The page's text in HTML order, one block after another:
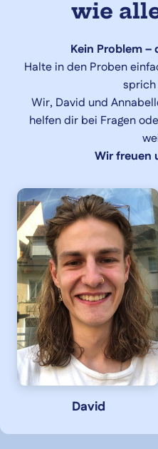
wie
Kein Problem –
Halte in den Proben
sprich
Wir, David und
helfen dir bei Fragen
Wir freuen
David